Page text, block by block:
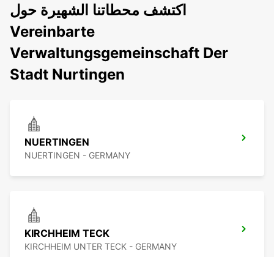
اكتشف محطاتنا الشهيرة حول
Vereinbarte
Verwaltungsgemeinschaft Der
Stadt Nurtingen
NUERTINGEN
NUERTINGEN - GERMANY
KIRCHHEIM TECK
KIRCHHEIM UNTER TECK - GERMANY